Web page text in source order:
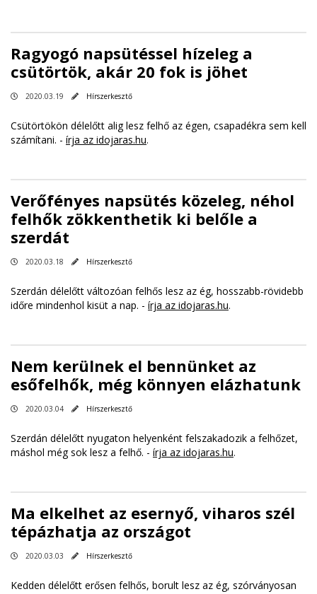
Ragyogó napsütéssel hízeleg a
csütörtök, akár 20 fok is jöhet
2020.03.19 Hírszerkesztő
Csütörtökön délelőtt alig lesz felhő az égen, csapadékra sem kell
számítani. - írja az idojaras.hu.
Verőfényes napsütés közeleg, néhol
felhők zökkenthetik ki belőle a
szerdát
2020.03.18 Hírszerkesztő
Szerdán délelőtt változóan felhős lesz az ég, hosszabb-rövidebb
időre mindenhol kisüt a nap. - írja az idojaras.hu.
Nem kerülnek el bennünket az
esőfelhők, még könnyen elázhatunk
2020.03.04 Hírszerkesztő
Szerdán délelőtt nyugaton helyenként felszakadozik a felhőzet,
máshol még sok lesz a felhő. - írja az idojaras.hu.
Ma elkelhet az esernyő, viharos szél
tépázhatja az országot
2020.03.03 Hírszerkesztő
Kedden délelőtt erősen felhős, borult lesz az ég, szórványosan